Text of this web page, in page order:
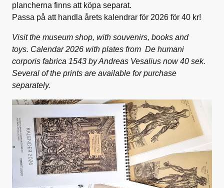
plancherna finns att köpa separat.
Passa på att handla årets kalendrar för 2026 för 40 kr!
Visit the museum shop, with souvenirs, books and
toys. Calendar 2026 with plates from De humani
corporis fabrica 1543 by Andreas Vesalius now 40 sek.
Several of the prints are available for purchase
separately.